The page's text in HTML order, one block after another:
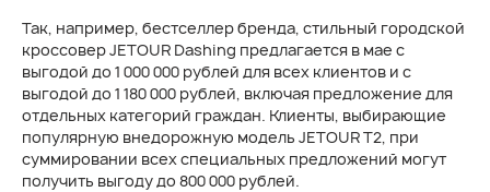
Так, например, бестселлер бренда, стильный городской
кроссовер JETOUR Dashing предлагается в мае с
выгодой до 1 000 000 рублей для всех клиентов и с
выгодой до 1 180 000 рублей, включая предложение для
отдельных категорий граждан. Клиенты, выбирающие
популярную внедорожную модель JETOUR T2, при
суммировании всех специальных предложений могут
получить выгоду до 800 000 рублей.